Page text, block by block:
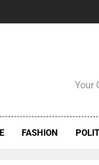
Your
FASHION